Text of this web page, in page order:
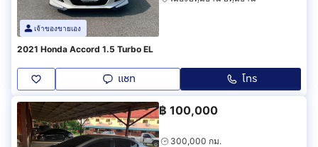
เจ้าของขายเอง
2021 Honda Accord 1.5 Turbo EL
แชท โทร
฿ 100,000
300,000 กม.